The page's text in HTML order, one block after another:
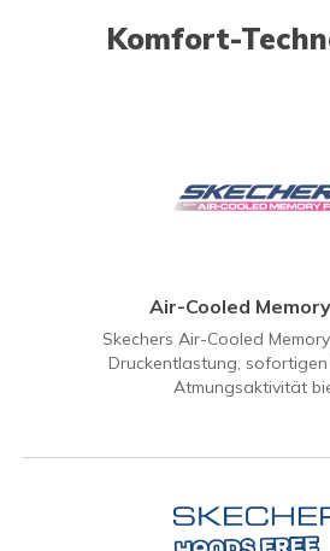
Komfort-
Air-Cooled
Skechers Air-Cooled
Druckentlastung,
Atmungsaktivität